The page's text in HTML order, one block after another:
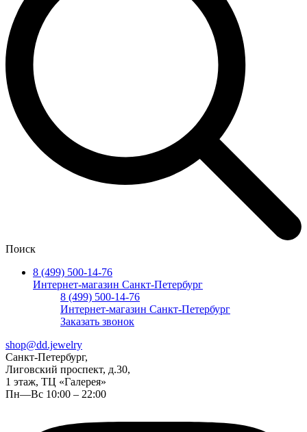
Поиск
8 (499) 500-14-76
Интернет-магазин Санкт-Петербург
8 (499) 500-14-76
Интернет-магазин Санкт-Петербург
Заказать звонок
shop@dd.jewelry
Санкт-Петербург,
Лиговский проспект, д.30,
1 этаж, ТЦ «Галерея»
Пн—Вс 10:00 – 22:00